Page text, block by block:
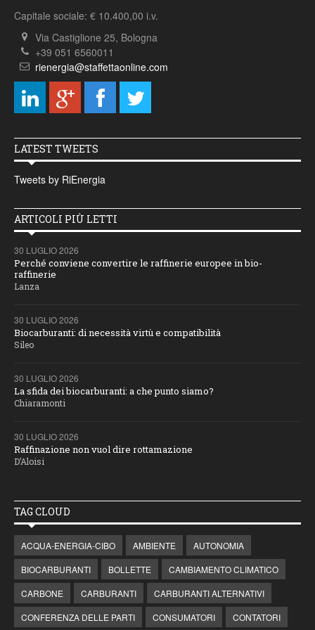
Capitale sociale: € 10.400,00 i.v.
Via Castiglione 25, Bologna
+39 051 6560011
rienergia@staffettaonline.com
LATEST TWEETS
Tweets by RiEnergia
ARTICOLI PIÙ LETTI
30 LUGLIO 2026
Perché conviene convertire le raffinerie europee in bio-
raffinerie
Lanza
30 LUGLIO 2026
Biocarburanti: di necessità virtù e compatibilità
Sileo
30 LUGLIO 2026
La sfida dei biocarburanti: a che punto siamo?
Chiaramonti
30 LUGLIO 2026
Raffinazione non vuol dire rottamazione
D’Aloisi
TAG CLOUD
ACQUA-ENERGIA-CIBO AMBIENTE
AUTONOMIA
BIOCARBURANTI
BOLLETTE
CAMBIAMENTO CLIMATICO
CARBONE
CARBURANTI
CARBURANTI ALTERNATIVI
CONFERENZA DELLE PARTI
CONSUMATORI CONTATORI